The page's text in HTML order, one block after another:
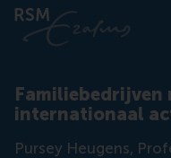
Familiebedrijven
internationaal
Pursey Heugens,